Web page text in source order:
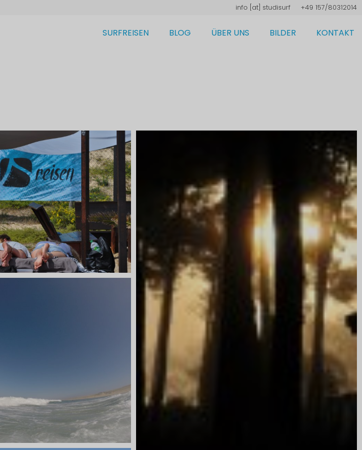
frusiduts [ta] ofni +49 157/80312014
SURFREISEN BLOG ÜBER UNS BILDER KONTAKT